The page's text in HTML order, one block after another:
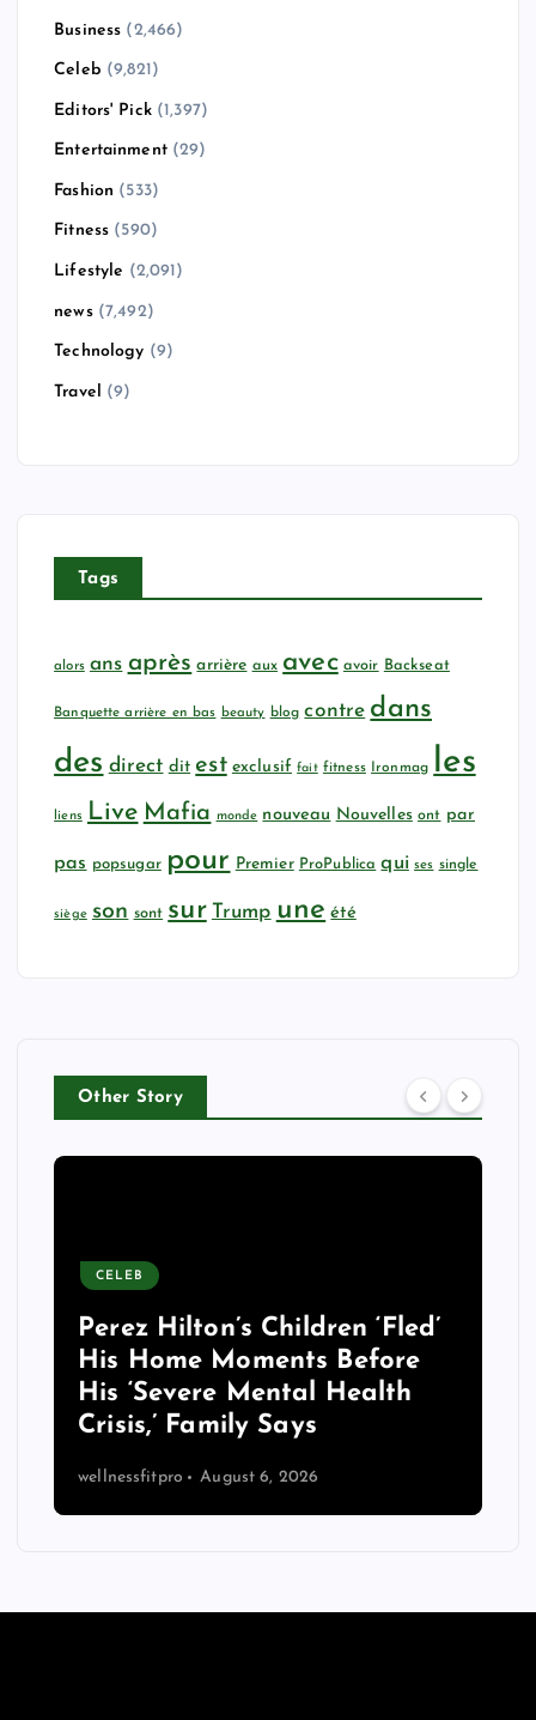
Business (2,466)
Celeb (9,821)
Editors' Pick(1,397)
Entertainment(29)
Fashion (533)
Fitness (590)
Lifestyle (2,091)
news(7,492)
Technology (9)
Travel (9)
Tags
alors ans après arrière aux avec avoir Backseat
Banquette arrière en bas beauty blog contre dans
des direct dit est exclusif fait fitness Ironmag les
liens Live Mafia monde nouveau Nouvelles ont par
pas popsugar pour Premier ProPublica qui ses single
siège son sont sur Trump une été
Other Story
CELEB
Perez Hilton’s Children ‘Fled’
His Home Moments Before
His ‘Severe Mental Health
Crisis,’ Family Says
wellnessfitpro August 6, 2026